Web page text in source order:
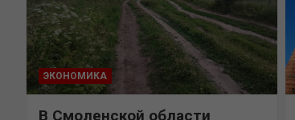
ЭКОНОМИКА
В Смоленской области